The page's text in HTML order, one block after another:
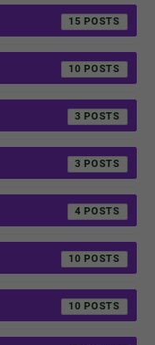
15
10
3
3
4
10
10